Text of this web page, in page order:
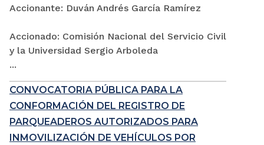
Accionante: Duván Andrés García Ramírez
Accionado: Comisión Nacional del Servicio Civil
y la Universidad Sergio Arboleda
...
CONVOCATORIA PÚBLICA PARA LA
CONFORMACIÓN DEL REGISTRO DE
PARQUEADEROS AUTORIZADOS PARA
INMOVILIZACIÓN DE VEHÍCULOS POR